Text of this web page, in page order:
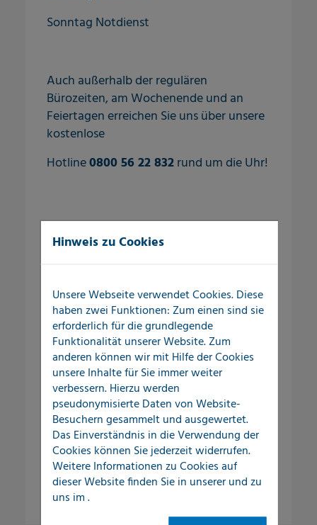
Sonntag Notdienst
Auch außerhalb der regulären
Bürozeiten, am Wochenende und an
Feiertagen erreichen Sie uns über unsere
kostenlose
Hotline0800 56 22 832rund um die Uhr!
Dienstleistungen
SchadenERSTservice
Leckortung in Gebäuden
Leckortung im Außenbereich
Leckortung an Flachdächern
Schadenaufnahme
Rohrnetzüberprüfung
Hinweis zu Cookies
Unsere Webseite verwendet Cookies. Diese
haben zwei Funktionen: Zum einen sind sie
erforderlich für die grundlegende
Funktionalität unserer Website. Zum
anderen können wir mit Hilfe der Cookies
unsere Inhalte für Sie immer weiter
verbessern. Hierzu werden
pseudonymisierte Daten von Website-
Besuchern gesammelt und ausgewertet.
Das Einverständnis in die Verwendung der
Cookies können Sie jederzeit widerrufen.
Weitere Informationen zu Cookies auf
dieser Website finden Sie in unsererund zu
uns im.